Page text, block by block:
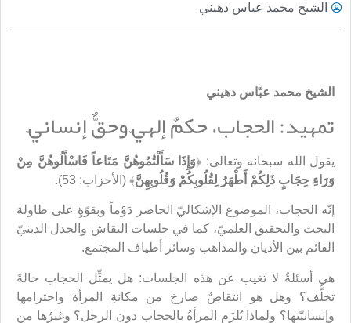
الشيخ محمد عباس دهيني
الشيخ محمد عبّاس دهيني
تمهيد:الحجاب، حكمٌ إلهيّ وحقٌّ إنسانيّ
يقول الله سبحانه وتعالى: ﴿وَإِذَا سَأَلْتُمُوهُنَّ مَتَاعاً فَاسْأَلُوهُنَّ مِنْ
وَرَاءِ حِجَابٍ ذَلِكُمْ أَطْهَرُ لِقُلُوبِكُمْ وَقُلُوبِهِنَّ﴾ (الأحزاب: 53).
إنّه الحجاب، الموضوع الإشكاليّ الحاضر دَوْماً وبقوّةٍ على طاولة
البحث والتحقيق العلميّ، كما في جلسات النقاش والجدل الدينيّ
القائم بين الأديان والمذاهب وسائر أطياف المجتمع.
هي أسئلةٌ لا تغيب عن هذه الجلسات: هل يمثِّل الحجاب حالةَ
تخلُّف؟ وهل هو انتقاصٌ صارخ من مكانةِ المرأة واحترامها
وإنسانيّتها؟ ولماذا تُلزَم المرأةُ بالحجاب دون الرجل؟ وغيرُها من